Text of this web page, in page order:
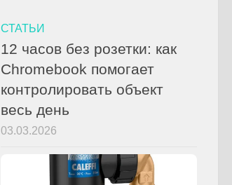
СТАТЬИ
12 часов без розетки: как
Chromebook помогает
контролировать объект
весь день
03.03.2026